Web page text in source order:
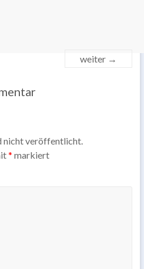
weiter →
nicht veröffentlicht.
* markiert